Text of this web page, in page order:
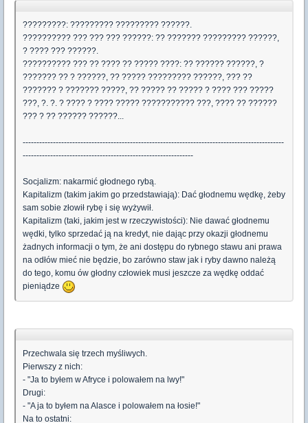
?????????: ????????? ????????? ??????.
?????????? ??? ??? ??? ??????: ?? ??????? ????????? ??????,
? ???? ??? ??????.
?????????? ??? ?? ???? ?? ????? ????: ?? ?????? ??????, ?
??????? ?? ? ??????, ?? ????? ????????? ??????, ??? ??
??????? ? ??????? ?????, ?? ????? ?? ????? ? ???? ??? ?????
???, ?. ?. ? ???? ? ???? ????? ??????????? ???, ???? ?? ??????
??? ? ?? ?????? ??????...
-----------------------------------------------------------------------------------------------
--------------------------------------------------------------
Socjalizm: nakarmić głodnego rybą.
Kapitalizm (takim jakim go przedstawiają): Dać głodnemu wędkę, żeby
sam sobie złowił rybę i się wyżywił.
Kapitalizm (taki, jakim jest w rzeczywistości): Nie dawać głodnemu
wędki, tylko sprzedać ją na kredyt, nie dając przy okazji głodnemu
żadnych informacji o tym, że ani dostępu do rybnego stawu ani prawa
na odłów mieć nie będzie, bo zarówno staw jak i ryby dawno należą
do tego, komu ów głodny człowiek musi jeszcze za wędkę oddać
pieniądze
Przechwala się trzech myśliwych.
Pierwszy z nich:
- "Ja to byłem w Afryce i polowałem na lwy!"
Drugi:
- "A ja to byłem na Alasce i polowałem na łosie!"
Na to ostatni: